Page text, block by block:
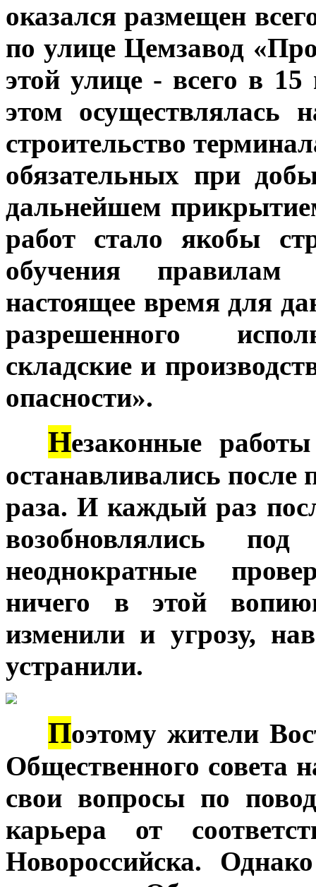
оказался размещен
по улице Цемзавод
этой улице - всего в
этом осуществлялась
строительство
обязательных при
дальнейшем
работ стало якобы
обучения
настоящее время для
разрешенного
складские и
опасности».
Незаконные
останавливались после
раза. И каждый раз
возобновлялись
неоднократные
ничего в этой
изменили и угрозу,
устранили.
Поэтому жители
Общественного совета
свои вопросы по
карьера от
Новороссийска.